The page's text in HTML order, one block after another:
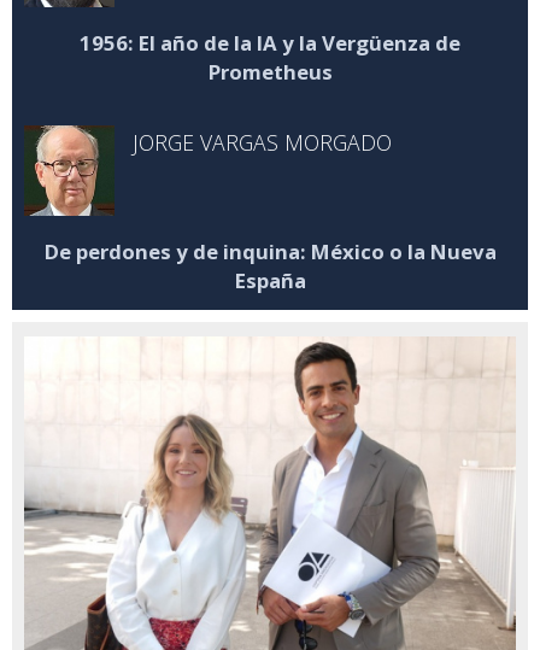
1956: El año de la IA y la Vergüenza de
Prometheus
JORGE VARGAS MORGADO
De perdones y de inquina: México o la Nueva
España